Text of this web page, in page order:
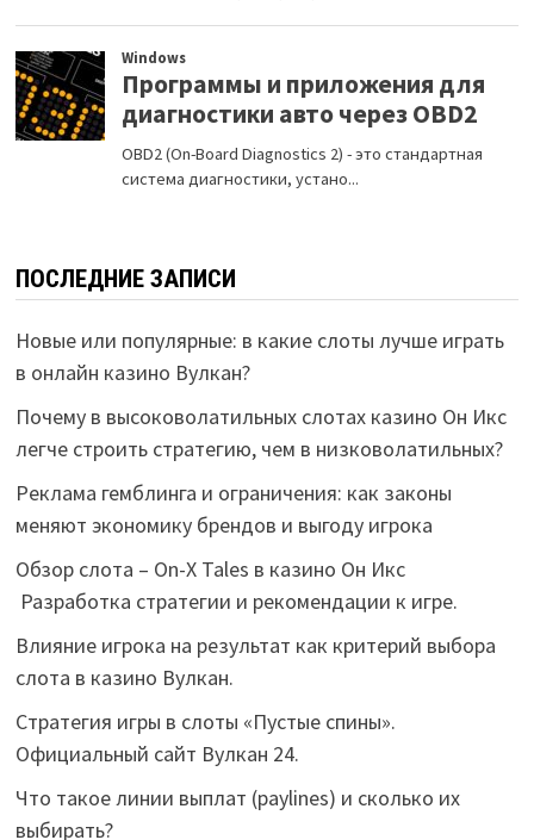
ПОСЛЕДНИЕ ЗАПИСИ
Новые или популярные: в какие слоты лучше играть
в онлайн казино Вулкан?
Почему в высоковолатильных слотах казино Он Икс
легче строить стратегию, чем в низковолатильных?
Реклама гемблинга и ограничения: как законы
меняют экономику брендов и выгоду игрока
Обзор слота – On-X Tales в казино Он Икс
Разработка стратегии и рекомендации к игре.
Влияние игрока на результат как критерий выбора
слота в казино Вулкан.
Стратегия игры в слоты «Пустые спины».
Официальный сайт Вулкан 24.
Что такое линии выплат (paylines) и сколько их
выбирать?